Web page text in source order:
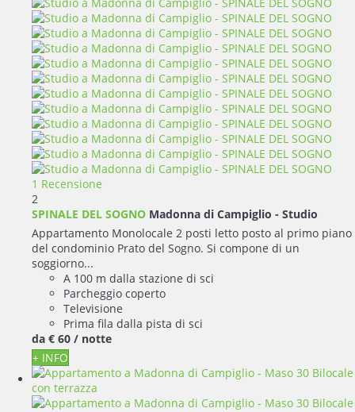
1 Recensione
2
SPINALE DEL SOGNO Madonna di Campiglio - Studio
Appartamento Monolocale 2 posti letto posto al primo piano
del condominio Prato del Sogno. Si compone di un
soggiorno...
A 100 m dalla stazione di sci
Parcheggio coperto
Televisione
Prima fila dalla pista di sci
da € 60 / notte
+ INFO